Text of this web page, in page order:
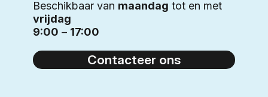
Beschikbaar van maandag tot en met
vrijdag
9:00 – 17:00
Contacteer ons